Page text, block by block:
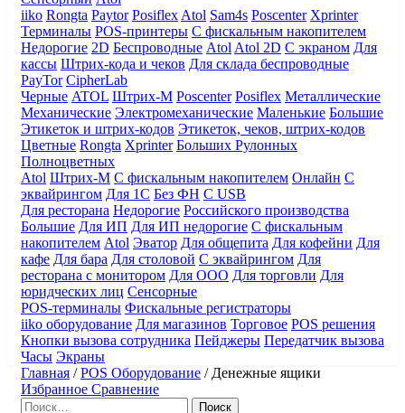
iiko Rongta Paytor Posiflex Atol Sam4s Poscenter Xprinter
Терминалы POS-принтеры С фискальным накопителем
Недорогие 2D Беспроводные Atol Atol 2D С экраном Для
кассы Штрих-кода и чеков Для склада беспроводные
PayTor CipherLab
Черные ATOL Штрих-М Poscenter Posiflex Металлические
Механические Электромеханические Маленькие Большие
Этикеток и штрих-кодов Этикеток, чеков, штрих-кодов
Цветные Rongta Xprinter Больших Рулонных
Полноцветных
Atol Штрих-М С фискальным накопителем Онлайн С
эквайрингом Для 1С Без ФН С USB
Для ресторана Недорогие Российского производства
Большие Для ИП Для ИП недорогие С фискальным
накопителем Atol Эватор Для общепита Для кофейни Для
кафе Для бара Для столовой С эквайрингом Для
ресторана с монитором Для ООО Для торговли Для
юридческих лиц Сенсорные
POS-терминалы Фискальные регистраторы
iiko оборудование Для магазинов Торговое POS решения
Кнопки вызова сотрудника Пейджеры Передатчик вызова
Часы Экраны
Главная /POS Оборудование / Денежные ящики
Избранное Сравнение
Найти: